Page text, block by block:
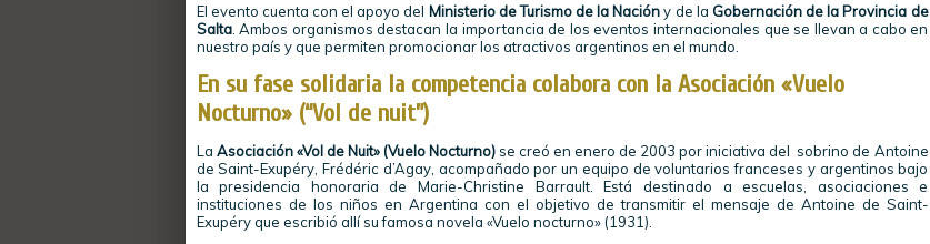
El evento cuenta con el apoyo del Ministerio de Turismo de la Nacióny de la Gobernación de la Provincia de
Salta. Ambos organismos destacan la importancia de los eventos internacionales que se llevan a cabo en
nuestro país y que permiten promocionar los atractivos argentinos en el mundo.
En su fase solidaria la competencia colabora con la Asociación «Vuelo
Nocturno» (“Vol de nuit”)
La Asociación «Vol de Nuit» (Vuelo Nocturno)se creó en enero de 2003 por iniciativa del sobrino de Antoine
de Saint-Exupéry, Frédéric d’Agay, acompañado por un equipo de voluntarios franceses y argentinos bajo
la presidencia honoraria de Marie-Christine Barrault. Está destinado a escuelas, asociaciones e
instituciones de los niños en Argentina con el objetivo de transmitir el mensaje de Antoine de Saint-
Exupéry que escribió allí su famosa novela «Vuelo nocturno» (1931).